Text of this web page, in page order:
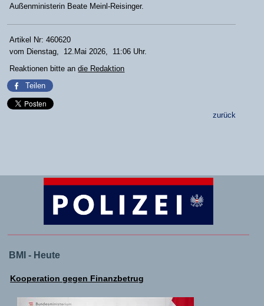
Außenministerin Beate Meinl-Reisinger.
Artikel Nr: 460620
vom Dienstag, 12.Mai 2026, 11:06 Uhr.
Reaktionen bitte andie Redaktion
Teilen
zurück
BMI - Heute
Kooperation gegen Finanzbetrug